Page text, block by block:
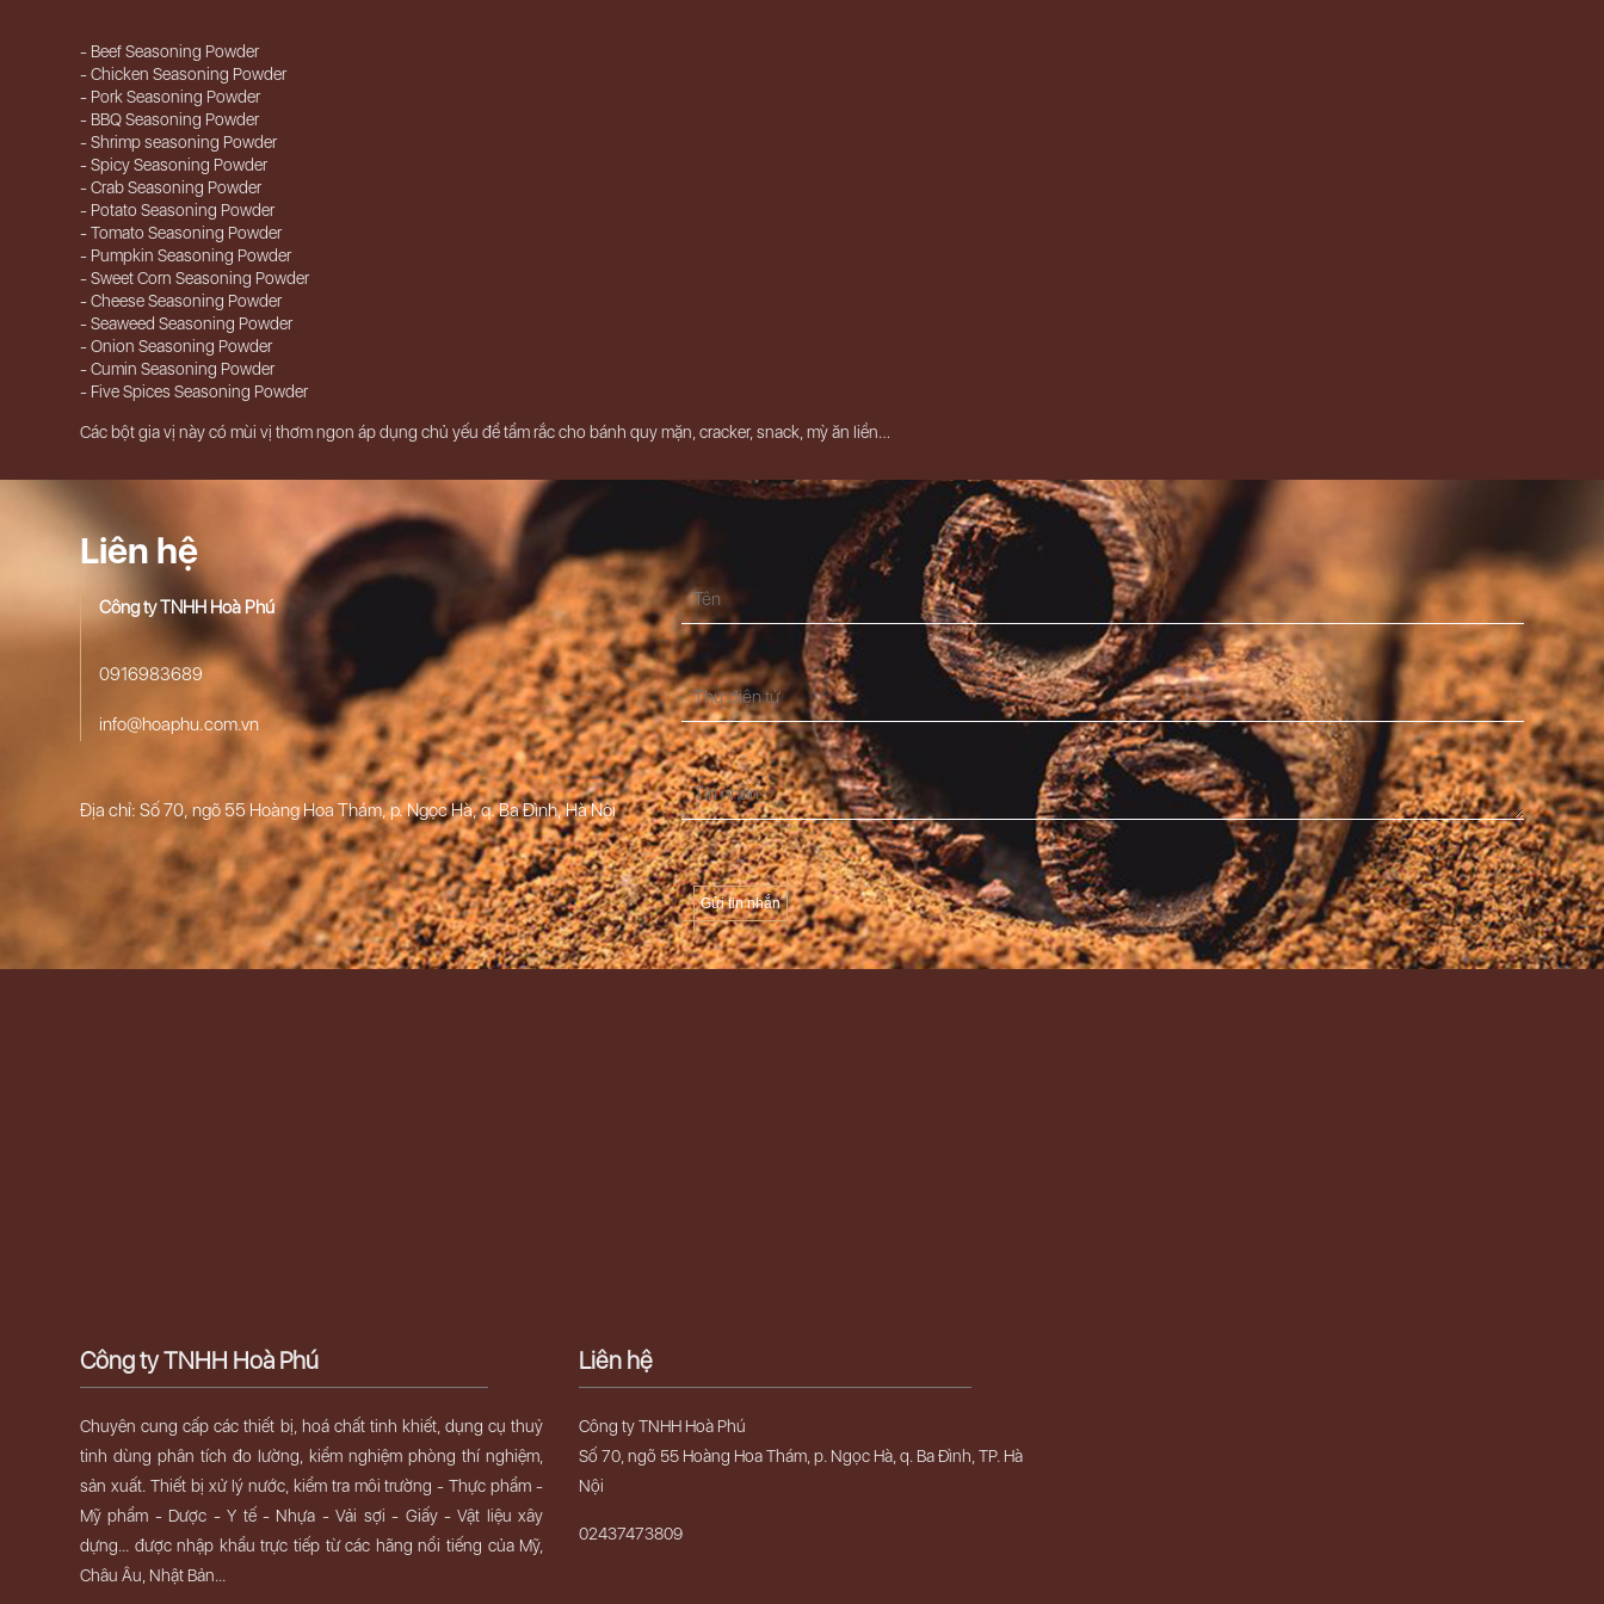
- Beef Seasoning Powder
- Chicken Seasoning Powder
- Pork Seasoning Powder
- BBQ Seasoning Powder
- Shrimp seasoning Powder
- Spicy Seasoning Powder
- Crab Seasoning Powder
- Potato Seasoning Powder
- Tomato Seasoning Powder
- Pumpkin Seasoning Powder
- Sweet Corn Seasoning Powder
- Cheese Seasoning Powder
- Seaweed Seasoning Powder
- Onion Seasoning Powder
- Cumin Seasoning Powder
- Five Spices Seasoning Powder
Các bột gia vị này có mùi vị thơm ngon áp dụng chủ yếu để tẩm rắc cho bánh quy mặn, cracker, snack, mỳ ăn liền…
Liên hệ
Công ty TNHH Hoà Phú
0916983689
info@hoaphu.com.vn
Địa chỉ: Số 70, ngõ 55 Hoàng Hoa Thám, p. Ngọc Hà, q. Ba Đình, Hà Nội
Công ty TNHH Hoà Phú
Chuyên cung cấp các thiết bị, hoá chất tinh khiết, dụng cụ thuỷ
tinh dùng phân tích đo lường, kiểm nghiệm phòng thí nghiệm,
sản xuất. Thiết bị xử lý nước, kiểm tra môi trường - Thực phẩm -
Mỹ phẩm - Dược - Y tế - Nhựa - Vải sợi - Giấy - Vật liệu xây
dựng... được nhập khẩu trực tiếp từ các hãng nổi tiếng của Mỹ,
Châu Âu, Nhật Bản...
Liên hệ
Công ty TNHH Hoà Phú
Số 70, ngõ 55 Hoàng Hoa Thám, p. Ngọc Hà, q. Ba Đình, TP. Hà
Nội
02437473809